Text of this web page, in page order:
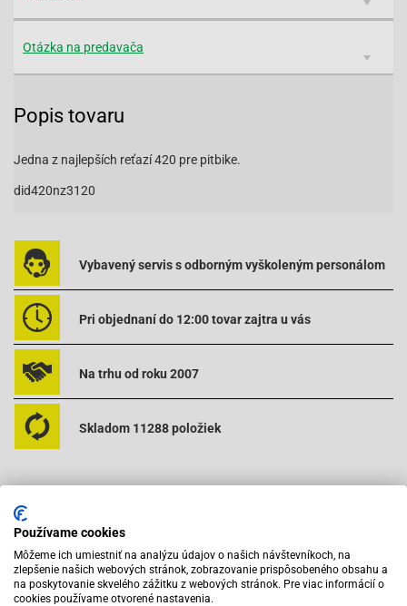
Otázka na predavača
Popis tovaru
Jedna z najlepších reťazí 420 pre pitbike.
did420nz3120
Vybavený servis s odborným vyškoleným personálom
Pri objednaní do 12:00 tovar zajtra u vás
Na trhu od roku 2007
Skladom 11288 položiek
Odporúčame zakúpiť s výrobkom
Používame cookies
Môžeme ich umiestniť na analýzu údajov o našich návštevníkoch, na
zlepšenie našich webových stránok, zobrazovanie prispôsobeného obsahu a
na poskytovanie skvelého zážitku z webových stránok. Pre viac informácií o
cookies používame otvorené nastavenia.